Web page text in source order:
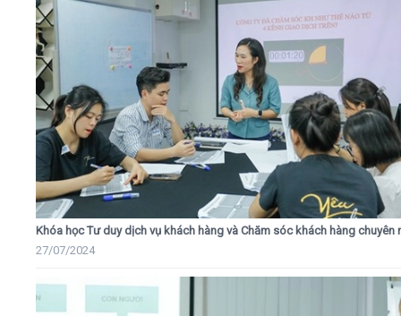
Khóa học Tư duy dịch vụ khách hàng và Chăm sóc khách hàng chuyên
27/07/2024